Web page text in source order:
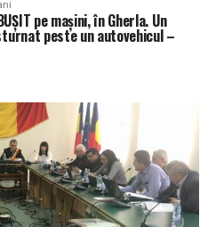
pe mașini, în Gherla. Un
peste un autovehicul –